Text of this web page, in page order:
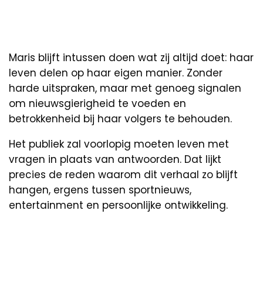
Maris blijft intussen doen wat zij altijd doet: haar
leven delen op haar eigen manier. Zonder
harde uitspraken, maar met genoeg signalen
om nieuwsgierigheid te voeden en
betrokkenheid bij haar volgers te behouden.
Het publiek zal voorlopig moeten leven met
vragen in plaats van antwoorden. Dat lijkt
precies de reden waarom dit verhaal zo blijft
hangen, ergens tussen sportnieuws,
entertainment en persoonlijke ontwikkeling.